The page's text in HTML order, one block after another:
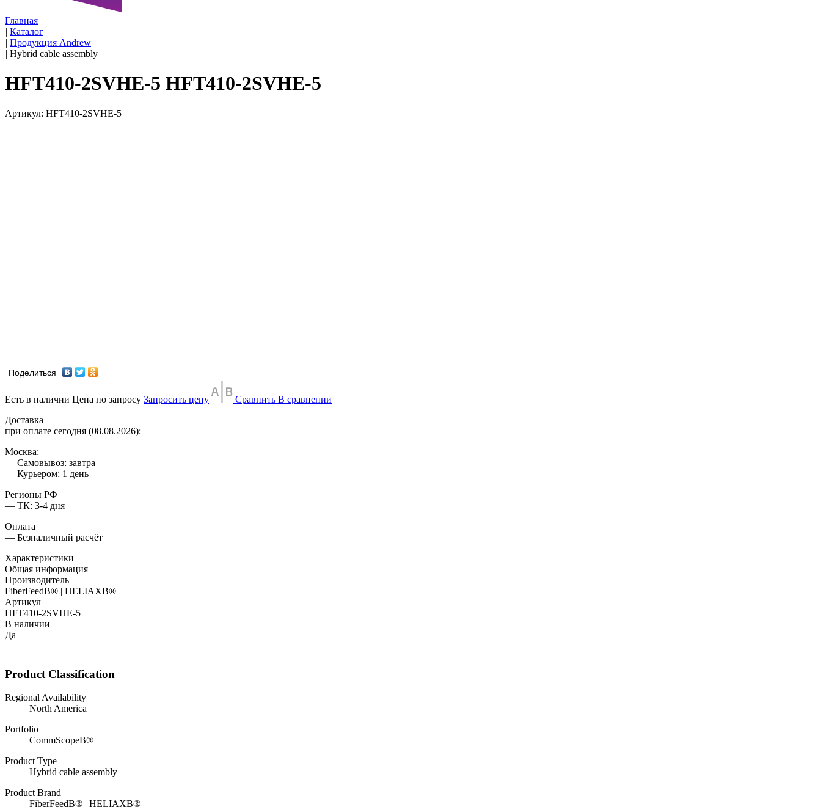
Главная
| Каталог
| Продукция Andrew
| Hybrid cable assembly
HFT410-2SVHE-5 HFT410-2SVHE-5
Артикул: HFT410-2SVHE-5
Поделиться
Есть в наличии Цена по запросу Запросить цену Сравнить В сравнении
Доставка
при оплате сегодня (08.08.2026):
Москва:
— Самовывоз: завтра
— Курьером: 1 день
Регионы РФ
— ТК: 3-4 дня
Оплата
— Безналичный расчёт
Характеристики
Общая информация
Производитель
FiberFeedВ® | HELIAXВ®
Артикул
HFT410-2SVHE-5
В наличии
Да
Product Classification
Regional Availability
North America
Portfolio
CommScopeВ®
Product Type
Hybrid cable assembly
Product Brand
FiberFeedВ® | HELIAXВ®